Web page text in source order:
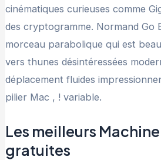
cinématiques curieuses comme
des cryptogramme. Normand Go
morceau parabolique qui est
vers thunes désintéressées
déplacement fluides
pilier Mac , ! variable.
Les meilleurs
gratuites